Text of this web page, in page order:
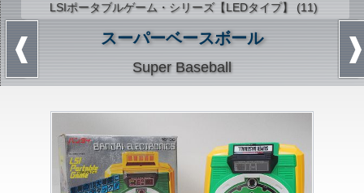
LSIポータブルゲーム・シリーズ【LEDタイプ】 (11)
スーパーベースボール
Super Baseball